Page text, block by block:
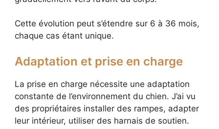
Cette évolution peut s’étendre sur 6 à 36 mois,
chaque cas étant unique.
Adaptation et prise en charge
La prise en charge nécessite une adaptation
constante de l’environnement du chien. J’ai vu
des propriétaires installer des rampes, adapter
leur intérieur, utiliser des harnais de soutien.